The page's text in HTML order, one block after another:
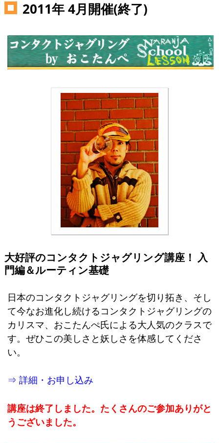
2011年 4月開催(終了)
大好評のコンタクトジャグリング講座！ 入
門編＆ルーティン基礎
日本のコンタクトジャグリングを切り拓き、そし
て今なお進化し続けるコンタクトジャグリングの
カリスマ、おこたんぺ氏による大人気のクラスで
す。ぜひこの美しさと妖しさを体感してくださ
い。
⇒ 詳細・お申し込み
講座は終了しました。たくさんのご参加ありがと
うございました。